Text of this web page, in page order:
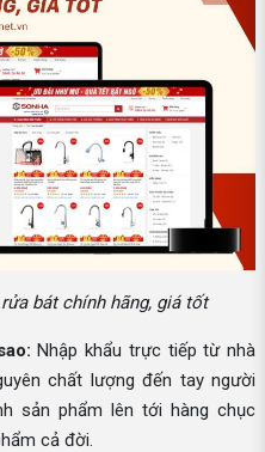
bát chính hãng, giá tốt
Nhập khẩu trực tiếp từ nhà
chất lượng đến tay người
sản phẩm lên tới hàng chục
cả đời.